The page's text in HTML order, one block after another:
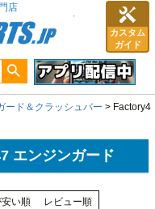
カスタム
ガイド
ード＆クラッシュバー
Factory4
エンジンガード
い順 レビュー順